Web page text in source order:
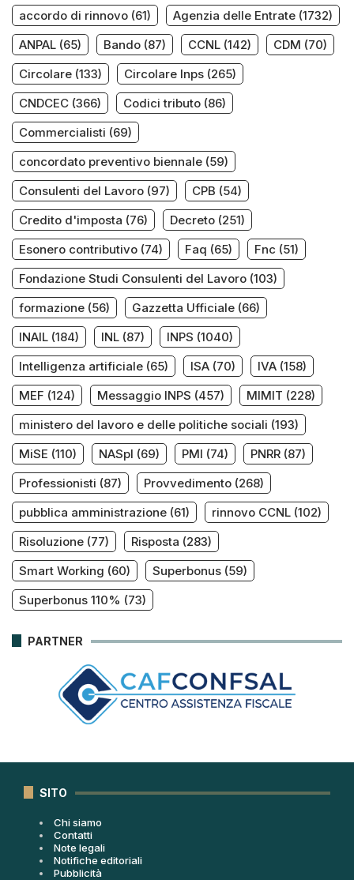
accordo di rinnovo (61) Agenzia delle Entrate (1732)
ANPAL (65) Bando (87) CCNL (142) CDM (70)
Circolare (133) Circolare Inps (265)
CNDCEC (366) Codici tributo (86)
Commercialisti (69)
concordato preventivo biennale (59)
Consulenti del Lavoro (97) CPB (54)
Credito d'imposta (76) Decreto (251)
Esonero contributivo (74) Faq (65) Fnc (51)
Fondazione Studi Consulenti del Lavoro (103)
formazione (56) Gazzetta Ufficiale (66)
INAIL (184) INL (87) INPS (1040)
Intelligenza artificiale (65) ISA (70) IVA (158)
MEF (124) Messaggio INPS (457) MIMIT (228)
ministero del lavoro e delle politiche sociali (193)
MiSE (110) NASpI (69) PMI (74) PNRR (87)
Professionisti (87) Provvedimento (268)
pubblica amministrazione (61) rinnovo CCNL (102)
Risoluzione (77) Risposta (283)
Smart Working (60) Superbonus (59)
Superbonus 110% (73)
PARTNER
SITO
Chi siamo
Contatti
Note legali
Notifiche editoriali
Pubblicità